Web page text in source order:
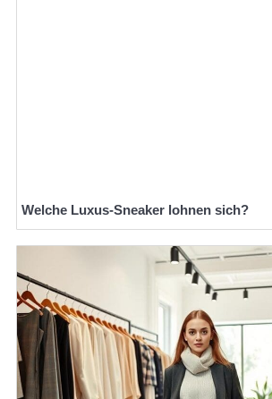
Welche Luxus-Sneaker lohnen sich?